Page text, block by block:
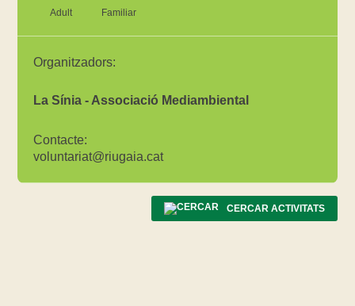
Adult Familiar
Organitzadors:
La Sínia - Associació Mediambiental
Contacte:
voluntariat@riugaia.cat
CERCAR ACTIVITATS